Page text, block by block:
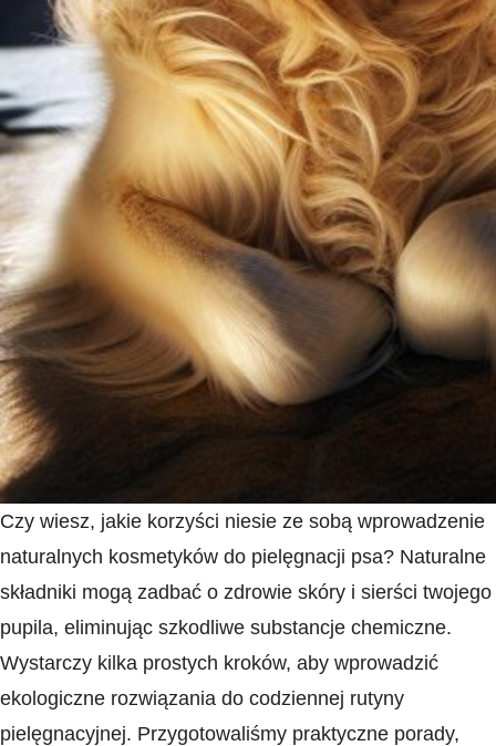
Czy wiesz, jakie korzyści niesie ze sobą wprowadzenie
naturalnych kosmetyków do pielęgnacji psa? ‌Naturalne
składniki mogą zadbać o zdrowie skóry i sierści twojego
pupila, eliminując szkodliwe substancje chemiczne.
Wystarczy kilka prostych ‍kroków,⁤ aby ⁣wprowadzić
ekologiczne‌ rozwiązania‍ do codziennej rutyny
pielęgnacyjnej. Przygotowaliśmy praktyczne porady,